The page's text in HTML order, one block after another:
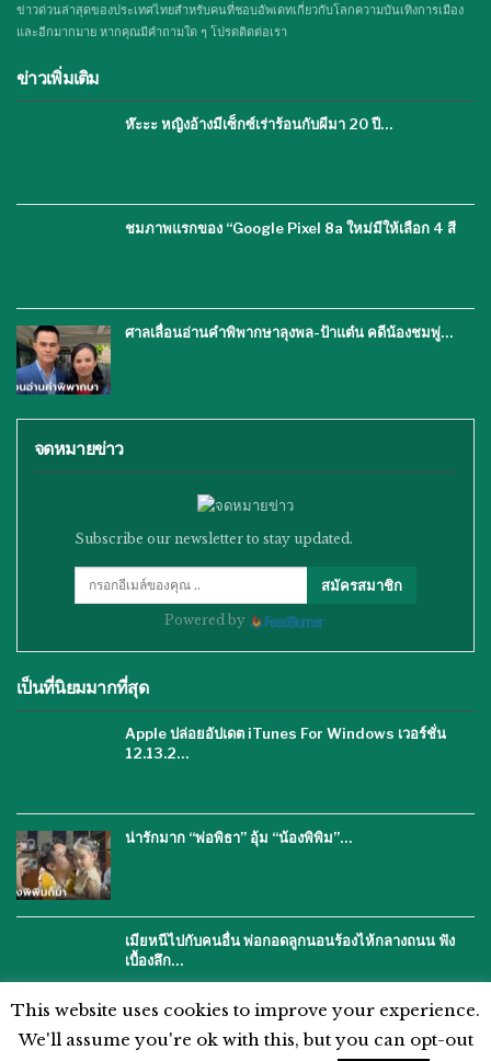
ข่าวด่วนล่าสุดของประเทศไทยสำหรับคนที่ชอบอัพเดทเกี่ยวกับโลกความบันเทิงการเมือง
และอีกมากมาย หากคุณมีคำถามใด ๆ โปรดติดต่อเรา
ข่าวเพิ่มเติม
ห๊ะะะ หญิงอ้างมีเซ็กซ์เร่าร้อนกับผีมา 20 ปี…
ชมภาพแรกของ “Google Pixel 8a ใหม่มีให้เลือก 4 สี
ศาลเลื่อนอ่านคำพิพากษาลุงพล-ป้าแต๋น คดีน้องชมพู่…
จดหมายข่าว
Subscribe our newsletter to stay updated.
สมัครสมาชิก
Powered by
เป็นที่นิยมมากที่สุด
Apple ปล่อยอัปเดต iTunes For Windows เวอร์ชั่น
12.13.2…
น่ารักมาก “พ่อพิธา” อุ้ม “น้องพิพิม”…
เมียหนีไปกับคนอื่น พ่อกอดลูกนอนร้องไห้กลางถนน ฟัง
เบื้องลึก…
This website uses cookies to improve your experience.
We'll assume you're ok with this, but you can opt-out